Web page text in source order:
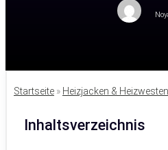
Startseite » Heizjacken & Heizwesten
Inhaltsverzeichnis